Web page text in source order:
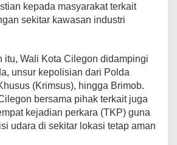
o
r
p
m
d
a
T
i
n
kepada masyarakat terkait
sekitar kawasan industri
itu, Wali Kota Cilegon didampingi
unsur kepolisian dari Polda
(Krimsus), hingga Brimob.
bersama pihak terkait juga
kejadian perkara (TKP) guna
udara di sekitar lokasi tetap aman